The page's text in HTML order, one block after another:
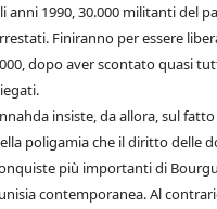
anni 1990, 30.000 militanti del
Finiranno per essere
dopo aver scontato quasi
insiste, da allora, sul
poligamia che il diritto delle
più importanti di
contemporanea. Al